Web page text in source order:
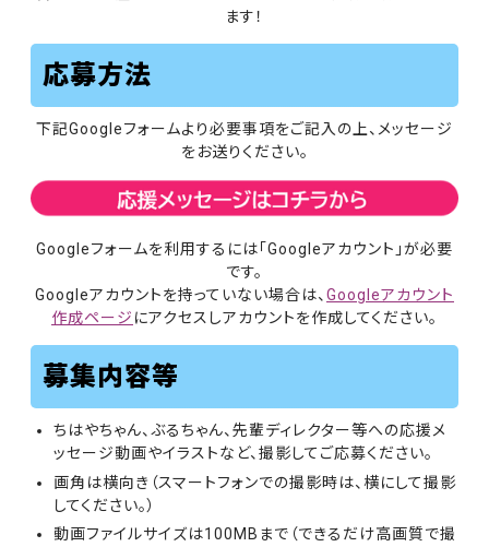
ます！
応募方法
下記Googleフォームより必要事項をご記入の上、メッセージ
をお送りください。
Googleフォームを利用するには「Googleアカウント」が必要
です。
Googleアカウントを持っていない場合は、Googleアカウント
作成ページ にアクセスしアカウントを作成してください。
募集内容等
ちはやちゃん、ぶるちゃん、先輩ディレクター等への応援メ
ッセージ動画やイラストなど、撮影してご応募ください。
画角は横向き（スマートフォンでの撮影時は、横にして撮影
してください。）
動画ファイルサイズは100MBまで（できるだけ高画質で撮